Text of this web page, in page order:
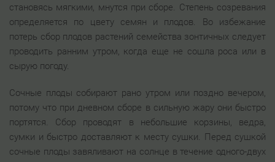
становясь мягкими, мнутся при сборе. Степень созревания
определяется по цвету семян и плодов. Во избежание
потерь сбор плодов растений семейства зонтичных следует
проводить ранним утром, когда еще не сошла роса или в
сырую погоду.
Сочные плоды собирают рано утром или поздно вечером,
потому что при дневном сборе в сильную жару они быстро
портятся. Сбор проводят в небольшие корзины, ведра,
сумки и быстро доставляют к месту сушки. Перед сушкой
сочные плоды завяливают на солнце в течение одного-двух